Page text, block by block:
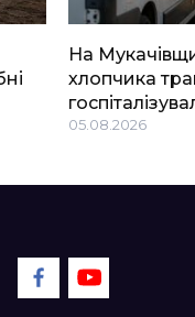
На
хлопчика
05.08.2026